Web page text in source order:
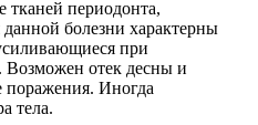
тканей периодонта,
болезни характерны
при
Возможен отек десны и
поражения. Иногда
тела.